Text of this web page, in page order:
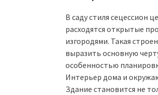
В саду стиля сецессион
расходятся открытые
изгородями. Такая
выразить основную
особенностью
Интерьер дома и
Здание становится не